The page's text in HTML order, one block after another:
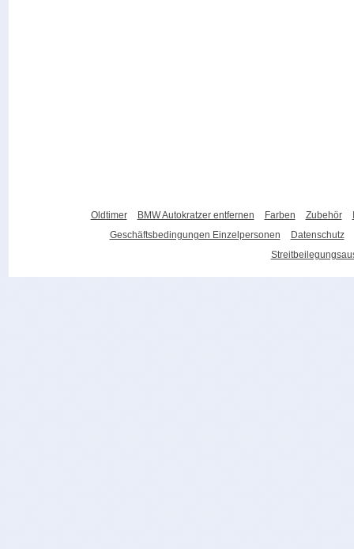
Oldtimer BMW Autokratzer entfernen Farben Zubehör
Geschäftsbedingungen Einzelpersonen
Datenschutz